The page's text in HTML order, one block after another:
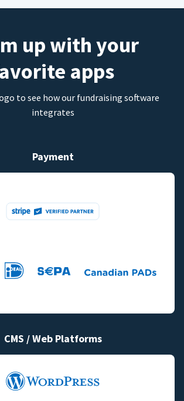
up with your
apps
to see how our fundraising software
integrates
Payment
CMS / Web Platforms